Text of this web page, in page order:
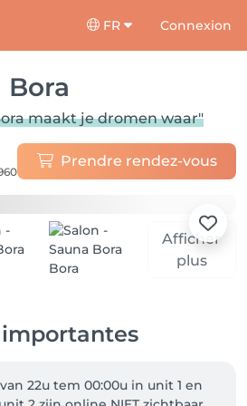
FR Connexion
Bora
maakt je dromen waar"
Prendre rendez-vous
Afficher
plus
22u tem 00:00u in unit 1 en